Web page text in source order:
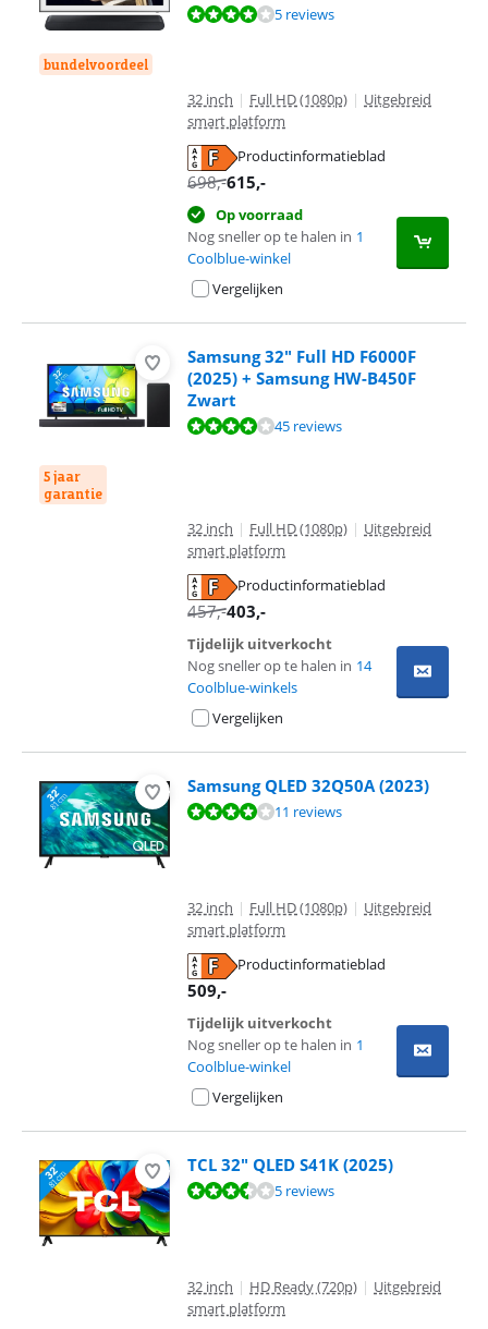
bundelvoordeel
Beoordeling is 7,7 van de 10, gebaseerd op 5 reviews.
5 reviews
32 inch | Full HD (1080p) | Uitgebreid
smart platform
Productinformatieblad
698,-615,-
Op voorraad
Nog sneller op te halen in 1
Coolblue-winkel
Vergelijken
5 jaar
garantie
Samsung 32" Full HD F6000F
(2025) + Samsung HW-B450F
Zwart
Beoordeling is 7,8 van de 10, gebaseerd op 45 reviews.
45 reviews
32 inch | Full HD (1080p) | Uitgebreid
smart platform
Productinformatieblad
457,-403,-
Tijdelijk uitverkocht
Nog sneller op te halen in 14
Coolblue-winkels
Vergelijken
Samsung QLED 32Q50A (2023)
Beoordeling is 8,1 van de 10, gebaseerd op 11 reviews.
11 reviews
32 inch | Full HD (1080p) | Uitgebreid
smart platform
Productinformatieblad
509,-
Tijdelijk uitverkocht
Nog sneller op te halen in 1
Coolblue-winkel
Vergelijken
TCL 32" QLED S41K (2025)
Beoordeling is 7,0 van de 10, gebaseerd op 5 reviews.
5 reviews
32 inch | HD Ready (720p) | Uitgebreid
smart platform